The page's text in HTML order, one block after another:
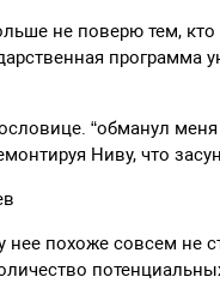
не поверю тем,
программа
“обманул
Ниву, что
нее похоже совсем не